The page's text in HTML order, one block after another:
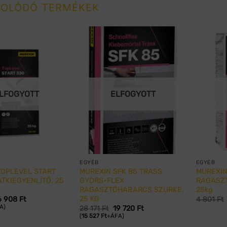
TERMÉKEK
START
25
908 Ft
ELFOGYOTT
EGYÉB
MUREXIN SFK 85 TRASS
GYORS-FLEX
RAGASZTÓHABARCS SZÜRKE,
25 KG
28 171Ft 19 720 Ft
(15 527 Ft+ÁFA)
EGYÉB
25kg
4 801Ft